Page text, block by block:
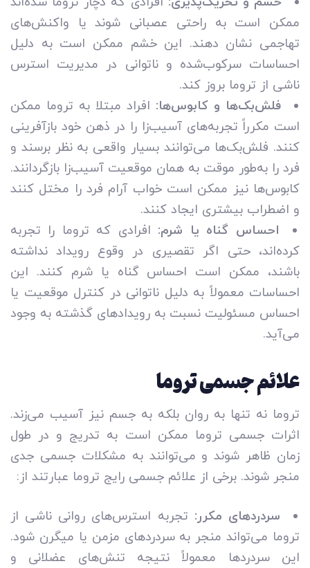
ممکن است به راحتی عصبانی شوند یا واکنش‌های
تهاجمی نشان دهند. این خشم ممکن است به دلیل
احساسات سرکوب‌شده و ناتوانی در مدیریت استرس
ناشی از تروما بروز کند.
فلش‌بک‌ها و کابوس‌ها: افراد مبتلا به تروما ممکن
است مکرراً تجربه‌های آسیب‌زا را در ذهن خود بازآفرینی
کنند. فلش‌بک‌ها می‌توانند بسیار واقعی به نظر برسند و
فرد را به‌طور موقت به همان موقعیت آسیب‌زا بازگردانند.
کابوس‌ها نیز ممکن است خواب آرام فرد را مختل کنند
و اضطراب بیشتری ایجاد کنند.
احساس گناه یا شرم: افرادی که تروما را تجربه
کرده‌اند، حتی اگر تقصیری در وقوع رویداد نداشته
باشند، ممکن است احساس گناه یا شرم کنند. این
احساسات معمولاً به دلیل ناتوانی در کنترل موقعیت یا
احساس مسئولیت نسبت به رویدادهای گذشته به وجود
می‌آید.
علائم جسمی تروما
تروما نه تنها به روان بلکه به جسم نیز آسیب می‌زند.
اثرات جسمی تروما ممکن است به تدریج و در طول
زمان ظاهر شوند و می‌توانند به مشکلات جسمی جدی
منجر شوند. برخی از علائم جسمی رایج تروما عبارتند از:
سردردهای مکرر: تجربه استرس‌های روانی ناشی از
تروما می‌تواند منجر به سردردهای مزمن یا میگرن شود.
این سردردها معمولاً نتیجه تنش‌های عضلانی و